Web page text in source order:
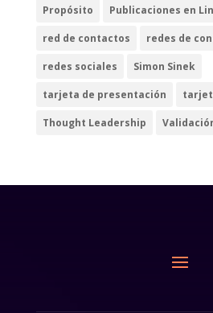
Propósito Publicaciones en
red de contactos redes de
redes sociales Simon Sinek
tarjeta de presentación
Thought Leadership